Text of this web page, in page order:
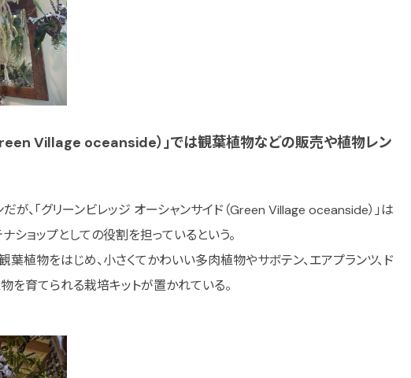
Village oceanside）」では観葉植物などの販売や植物レン
が、「グリーンビレッジ オーシャンサイド（Green Village oceanside）」は
ョップとしての役割を担っているという。
植物をはじめ、小さくてかわいい多肉植物やサボテン、エアプランツ、ド
を育てられる栽培キットが置かれている。